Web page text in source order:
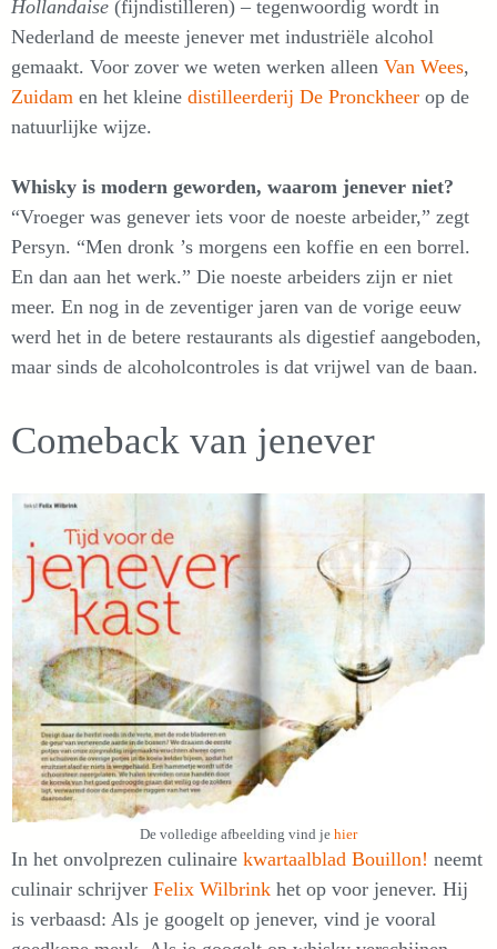
Hollandaise (fijndistilleren) – tegenwoordig wordt in
Nederland de meeste jenever met industriële alcohol
gemaakt. Voor zover we weten werken alleen Van Wees,
Zuidam en het kleine distilleerderij De Pronckheer op de
natuurlijke wijze.
Whisky is modern geworden, waarom jenever niet?
“Vroeger was genever iets voor de noeste arbeider,” zegt
Persyn. “Men dronk ’s morgens een koffie en een borrel.
En dan aan het werk.” Die noeste arbeiders zijn er niet
meer. En nog in de zeventiger jaren van de vorige eeuw
werd het in de betere restaurants als digestief aangeboden,
maar sinds de alcoholcontroles is dat vrijwel van de baan.
Comeback van jenever
De volledige afbeelding vind je hier
In het onvolprezen culinaire kwartaalblad Bouillon! neemt
culinair schrijver Felix Wilbrink het op voor jenever. Hij
is verbaasd: Als je googelt op jenever, vind je vooral